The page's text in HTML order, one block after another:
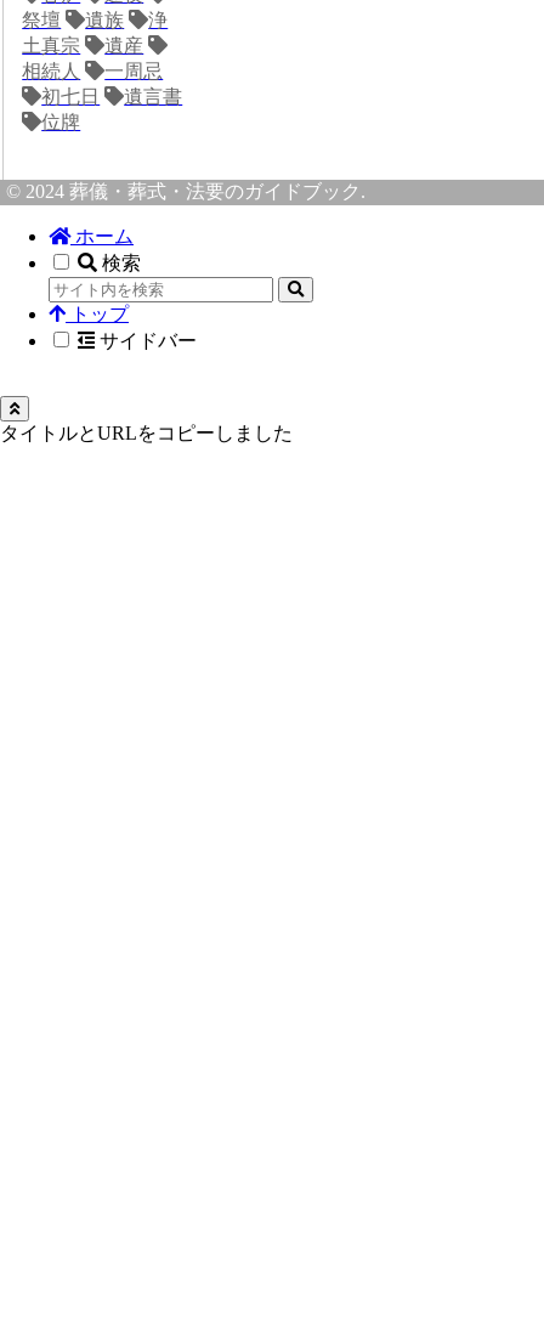
祭壇
遺族
浄
土真宗
遺産
相続人
一周忌
初七日
遺言書
位牌
© 2024 葬儀・葬式・法要のガイドブック.
ホーム
検索
トップ
サイドバー
タイトルとURLをコピーしました